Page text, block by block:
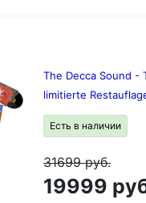
The Decca Sound -
limitierte
Есть в наличии
31699руб.
19999